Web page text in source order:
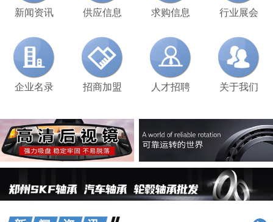
新闻资讯 供应信息 求购信息 行业展会
企业名录 招商加盟 人才招聘 关于我们